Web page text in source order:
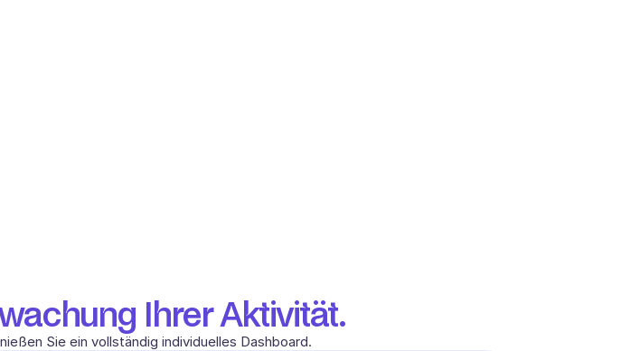
Ihrer Aktivität.
Sie ein vollständig individuelles Dashboard.